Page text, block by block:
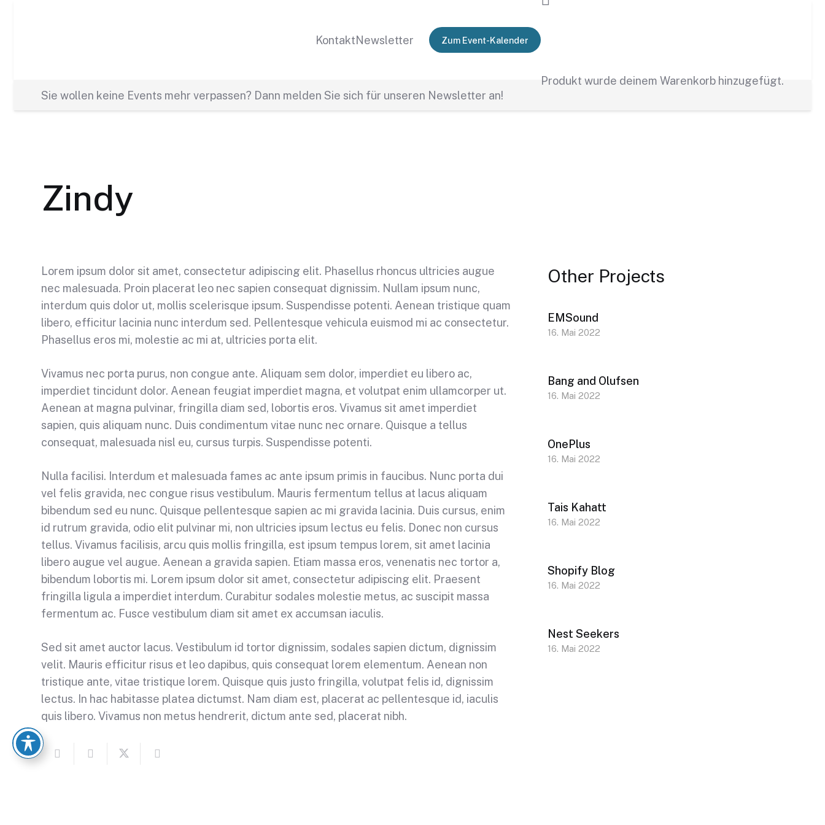
KontaktNewsletter Zum Event-Kalender
Produkt wurde deinem Warenkorb hinzugefügt.
Sie wollen keine Events mehr verpassen? Dann melden Sie sich für unseren Newsletter an!
Zindy
Lorem ipsum dolor sit amet, consectetur adipiscing elit. Phasellus rhoncus ultricies augue
nec malesuada. Proin placerat leo nec sapien consequat dignissim. Nullam ipsum nunc,
interdum quis dolor ut, mollis scelerisque ipsum. Suspendisse potenti. Aenean tristique quam
libero, efficitur lacinia nunc interdum sed. Pellentesque vehicula euismod mi ac consectetur.
Phasellus eros mi, molestie ac mi at, ultricies porta elit.
Vivamus nec porta purus, non congue ante. Aliquam sem dolor, imperdiet eu libero ac,
imperdiet tincidunt dolor. Aenean feugiat imperdiet magna, et volutpat enim ullamcorper ut.
Aenean at magna pulvinar, fringilla diam sed, lobortis eros. Vivamus sit amet imperdiet
sapien, quis aliquam nunc. Duis condimentum vitae nunc nec ornare. Quisque a tellus
consequat, malesuada nisl eu, cursus turpis. Suspendisse potenti.
Nulla facilisi. Interdum et malesuada fames ac ante ipsum primis in faucibus. Nunc porta dui
vel felis gravida, nec congue risus vestibulum. Mauris fermentum tellus at lacus aliquam
bibendum sed eu nunc. Quisque pellentesque sapien ac mi gravida lacinia. Duis cursus, enim
id rutrum gravida, odio elit pulvinar mi, non ultricies ipsum lectus eu felis. Donec non cursus
tellus. Vivamus facilisis, arcu quis mollis fringilla, est ipsum tempus lorem, sit amet lacinia
libero augue vel augue. Aenean a gravida sapien. Etiam massa eros, venenatis nec tortor a,
bibendum lobortis mi. Lorem ipsum dolor sit amet, consectetur adipiscing elit. Praesent
fringilla ligula a imperdiet interdum. Curabitur sodales molestie metus, ac suscipit massa
fermentum ac. Fusce vestibulum diam sit amet ex accumsan iaculis.
Sed sit amet auctor lacus. Vestibulum id tortor dignissim, sodales sapien dictum, dignissim
velit. Mauris efficitur risus et leo dapibus, quis consequat lorem elementum. Aenean non
tristique ante, vitae tristique lorem. Quisque quis justo fringilla, volutpat felis id, dignissim
lectus. In hac habitasse platea dictumst. Nam diam est, placerat ac pellentesque id, iaculis
quis libero. Vivamus non metus hendrerit, dictum ante sed, placerat nibh.
Other Projects
EMSound
16. Mai 2022
Bang and Olufsen
16. Mai 2022
OnePlus
16. Mai 2022
Tais Kahatt
16. Mai 2022
Shopify Blog
16. Mai 2022
Nest Seekers
16. Mai 2022
After Work Party